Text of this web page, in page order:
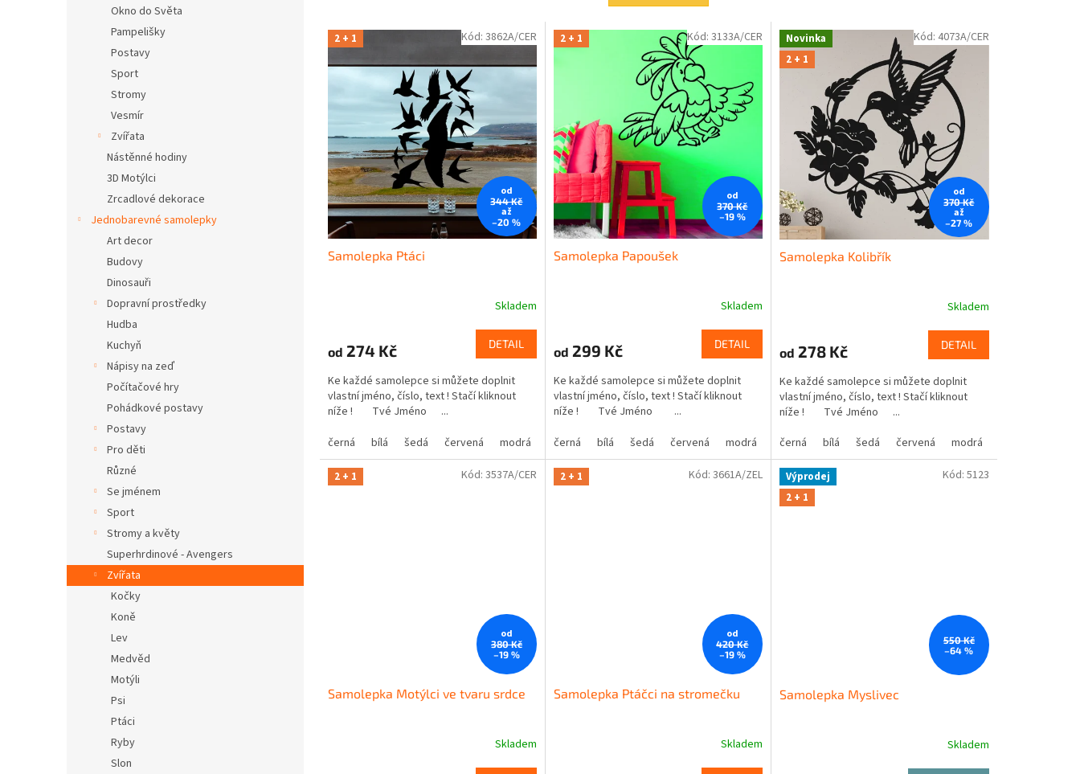
Okno do Světa
Pampelišky
Postavy
Sport
Stromy
Vesmír
Zvířata
Nástěnné hodiny
3D Motýlci
Zrcadlové dekorace
Jednobarevné samolepky
Art decor
Budovy
Dinosauři
Dopravní prostředky
Hudba
Kuchyň
Nápisy na zeď
Počítačové hry
Pohádkové postavy
Postavy
Pro děti
Různé
Se jménem
Sport
Stromy a květy
Superhrdinové - Avengers
Zvířata
Kočky
Koně
Lev
Medvěd
Motýli
Psi
Ptáci
Ryby
Slon
V
p
2 + 1
od
344 Kč
až
–20 %
Samolepka Ptáci
Skladem
od 274 Kč DETAIL
Ke každé samolepce si můžete doplnit
vlastní jméno, číslo, text ! Stačí kliknout
níže ! Tvé Jméno ...
černá
bílá šedá červená modrá žlutá zelená růžová fialová oranžová hnědá béžová
Kód: 3862A/CER 2 + 1
od
370 Kč
–19 %
Samolepka Papoušek
Skladem
od 299 Kč DETAIL
Ke každé samolepce si můžete doplnit
vlastní jméno, číslo, text ! Stačí kliknout
níže ! Tvé Jméno ...
černá
bílá šedá červená modrá žlutá zelená růžová fialová oranžová
Kód: 3133A/CER
Novinka
2 + 1
od
370 Kč
až
–27 %
Samolepka Kolibřík
Skladem
od 278 Kč DETAIL
Ke každé samolepce si můžete doplnit
vlastní jméno, číslo, text ! Stačí kliknout
níže ! Tvé Jméno ...
černá
bílá šedá červená modrá
Kód: 4073A/CER
2 + 1
od
380 Kč
–19 %
Samolepka Motýlci ve tvaru srdce
Skladem
Kód: 3537A/CER 2 + 1
od
420 Kč
–19 %
Samolepka Ptáčci na stromečku
Skladem
Kód: 3661A/ZEL
Výprodej
2 + 1
550 Kč
–64 %
Samolepka Myslivec
Skladem
Kód: 5123